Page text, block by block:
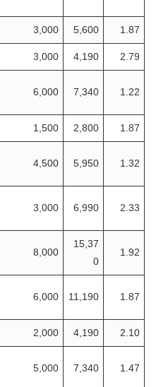
3,000 5,600 1.87
3,000 4,190 2.79
6,000 7,340 1.22
1,500 2,800 1.87
4,500 5,950 1.32
3,000 6,990 2.33
8,000
15,37
0
1.92
6,000 11,190 1.87
2,000 4,190 2.10
5,000 7,340 1.47